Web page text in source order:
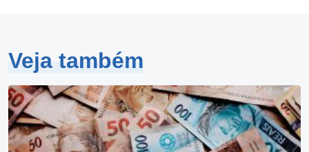
Veja também